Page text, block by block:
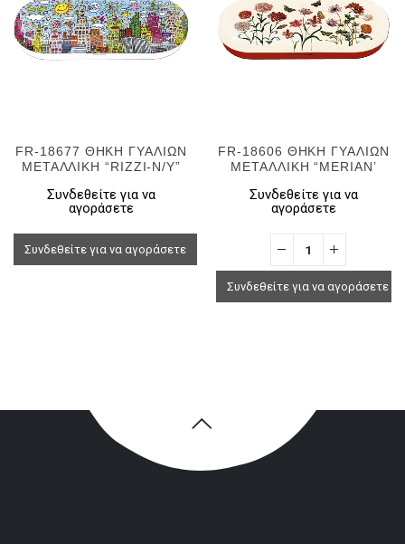
FR-18677 ΘΗΚΗ ΓΥΑΛΙΩΝ
ΜΕΤΑΛΛΙΚΗ “RIZZI-N/Y”
Συνδεθείτε για να
αγοράσετε
Συνδεθείτε για να αγοράσετε
FR-18606 ΘΗΚΗ ΓΥΑΛΙΩΝ
ΜΕΤΑΛΛΙΚΗ “MERIAN’
Συνδεθείτε για να
αγοράσετε
Συνδεθείτε για να αγοράσετε